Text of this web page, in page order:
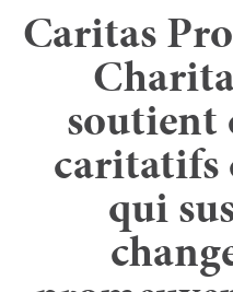
Caritas
soutient
caritatifs
qui